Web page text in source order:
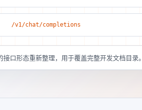
/v1/chat/completions
口形态重新整理，用于覆盖完整开发文档目录。